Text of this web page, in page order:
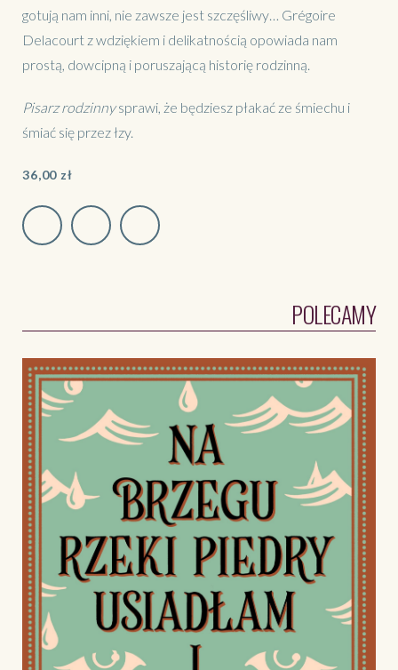
gotują nam inni, nie zawsze jest szczęśliwy… Grégoire
Delacourt z wdziękiem i delikatnością opowiada nam
prostą, dowcipną i poruszającą historię rodzinną.
Pisarz rodzinnysprawi, że będziesz płakać ze śmiechu i
śmiać się przez łzy.
36,00 zł
POLECAMY